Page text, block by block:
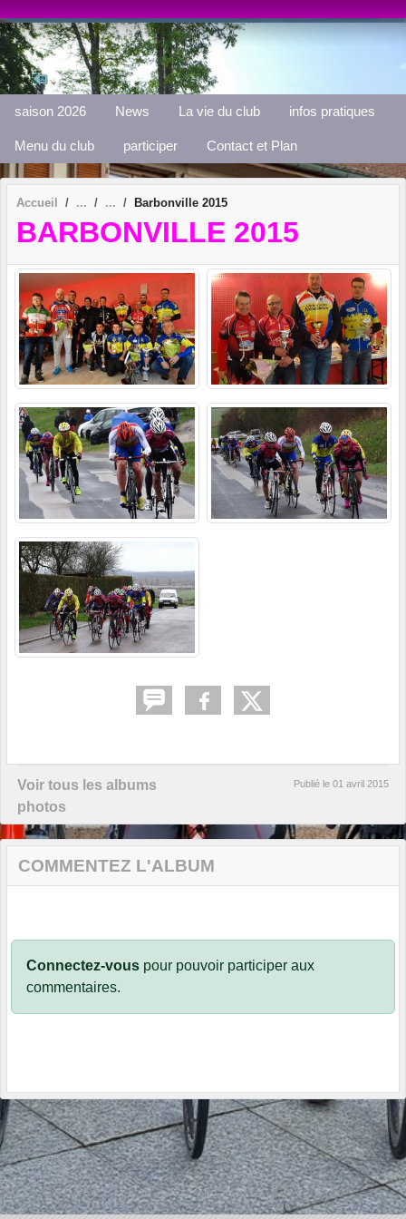
saison 2026 News La vie du club infos pratiques
Menu du club participer Contact et Plan
Accueil Barbonville 2015
BARBONVILLE 2015
Voir tous les albums
photos
Publié le 01 avril 2015
COMMENTEZ L'ALBUM
Connectez-vous pour pouvoir participer aux
commentaires.